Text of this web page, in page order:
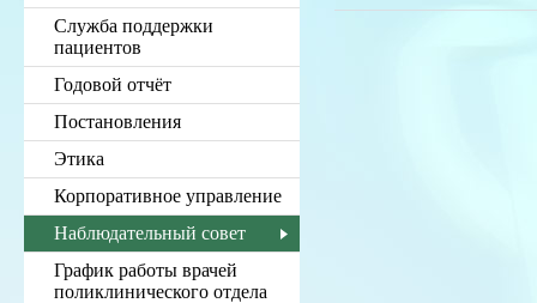
Служба поддержки
пациентов
Годовой отчёт
Постановления
Этика
Корпоративное управление
Наблюдательный совет
График работы врачей
поликлинического отдела